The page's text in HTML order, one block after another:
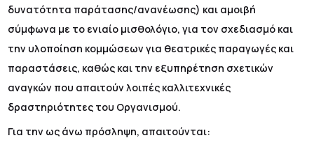
δυνατότητα παράτασης/ανανέωσης) και αμοιβή
σύμφωνα με το ενιαίο μισθολόγιο, για τον σχεδιασμό και
την υλοποίηση κομμώσεων για θεατρικές παραγωγές και
παραστάσεις, καθώς και την εξυπηρέτηση σχετικών
αναγκών που απαιτούν λοιπές καλλιτεχνικές
δραστηριότητες του Οργανισμού.
Για την ως άνω πρόσληψη, απαιτούνται: